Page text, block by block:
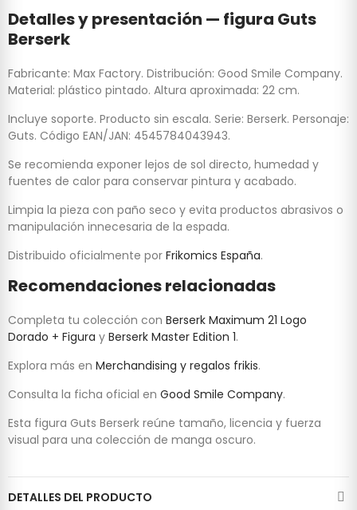
Detalles y presentación — figura Guts
Berserk
Fabricante: Max Factory. Distribución: Good Smile Company.
Material: plástico pintado. Altura aproximada: 22 cm.
Incluye soporte. Producto sin escala. Serie: Berserk. Personaje:
Guts. Código EAN/JAN: 4545784043943.
Se recomienda exponer lejos de sol directo, humedad y
fuentes de calor para conservar pintura y acabado.
Limpia la pieza con paño seco y evita productos abrasivos o
manipulación innecesaria de la espada.
Distribuido oficialmente por Frikomics España.
Recomendaciones relacionadas
Completa tu colección con Berserk Maximum 21 Logo
Dorado + Figura y Berserk Master Edition 1.
Explora más en Merchandising y regalos frikis.
Consulta la ficha oficial en Good Smile Company.
Esta figura Guts Berserk reúne tamaño, licencia y fuerza
visual para una colección de manga oscuro.
DETALLES DEL PRODUCTO